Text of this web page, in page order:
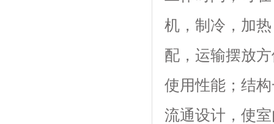
机，制冷
配，运输摆放
使用性能；结
流通设计，